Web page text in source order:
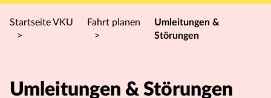
Startseite VKU
>
Fahrt planen
>
Umleitungen &
Störungen
Umleitungen & Störungen